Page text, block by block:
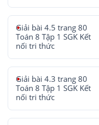
Giải bài 4.5 trang 80
Toán 8 Tập 1 SGK Kết
nối tri thức
Giải bài 4.3 trang 80
Toán 8 Tập 1 SGK Kết
nối tri thức